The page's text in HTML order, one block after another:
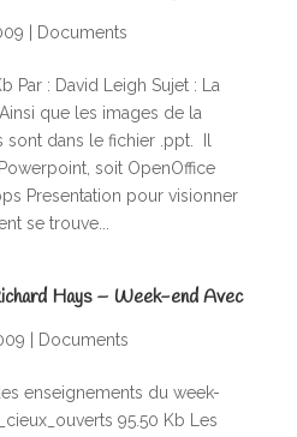
Documents
Par : David Leigh Sujet : La
que les images de la
dans le fichier .ppt. Il
soit OpenOffice
Presentation pour visionner
se trouve...
Hays – Week-end Avec
Documents
enseignements du week-
95.50 Kb Les